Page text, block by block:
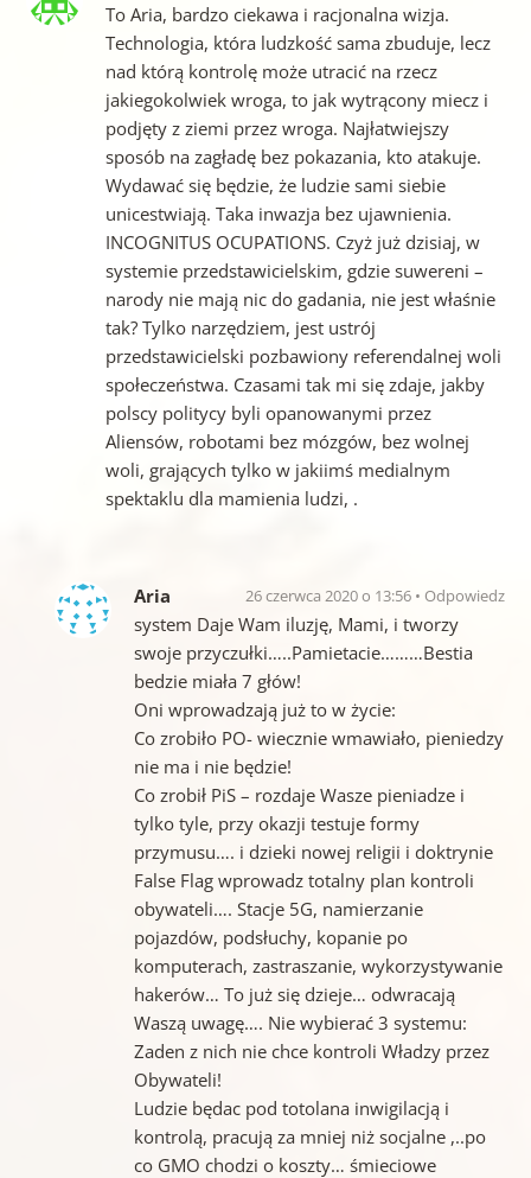
To Aria, bardzo ciekawa i racjonalna wizja.
Technologia, która ludzkość sama zbuduje, lecz
nad którą kontrolę może utracić na rzecz
jakiegokolwiek wroga, to jak wytrącony miecz i
podjęty z ziemi przez wroga. Najłatwiejszy
sposób na zagładę bez pokazania, kto atakuje.
Wydawać się będzie, że ludzie sami siebie
unicestwiają. Taka inwazja bez ujawnienia.
INCOGNITUS OCUPATIONS. Czyż już dzisiaj, w
systemie przedstawicielskim, gdzie suwereni –
narody nie mają nic do gadania, nie jest właśnie
tak? Tylko narzędziem, jest ustrój
przedstawicielski pozbawiony referendalnej woli
społeczeństwa. Czasami tak mi się zdaje, jakby
polscy politycy byli opanowanymi przez
Aliensów, robotami bez mózgów, bez wolnej
woli, grających tylko w jakiimś medialnym
spektaklu dla mamienia ludzi, .
Aria 26 czerwca 2020 o 13:56 Odpowiedz
system Daje Wam iluzję, Mami, i tworzy
swoje przyczułki…..Pamietacie………Bestia
bedzie miała 7 głów!
Oni wprowadzają już to w życie:
Co zrobiło PO- wiecznie wmawiało, pieniedzy
nie ma i nie będzie!
Co zrobił PiS – rozdaje Wasze pieniadze i
tylko tyle, przy okazji testuje formy
przymusu…. i dzieki nowej religii i doktrynie
False Flag wprowadz totalny plan kontroli
obywateli…. Stacje 5G, namierzanie
pojazdów, podsłuchy, kopanie po
komputerach, zastraszanie, wykorzystywanie
hakerów… To już się dzieje… odwracają
Waszą uwagę…. Nie wybierać 3 systemu:
Zaden z nich nie chce kontroli Władzy przez
Obywateli!
Ludzie będac pod totolana inwigilacją i
kontrolą, pracują za mniej niż socjalne ,..po
co GMO chodzi o koszty… śmieciowe